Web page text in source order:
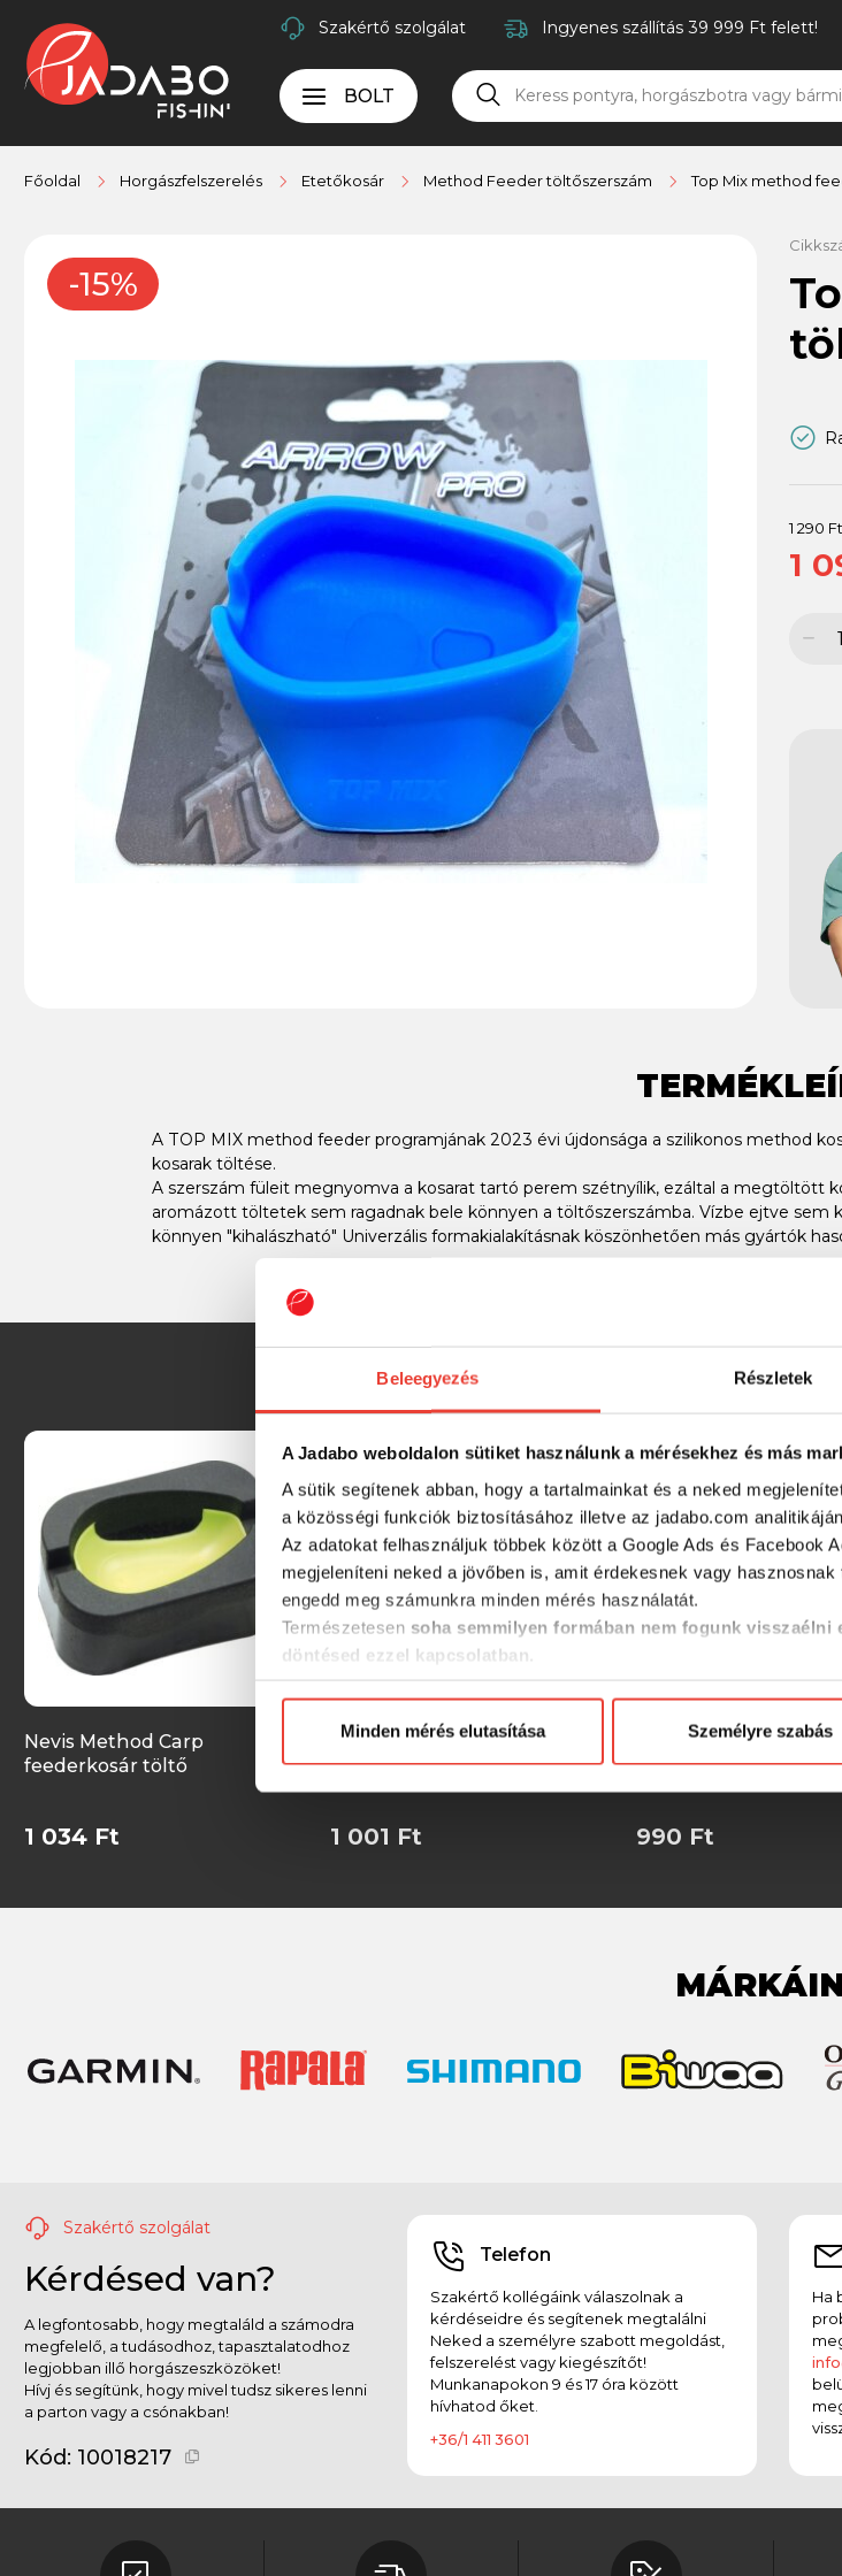
Beleegyezés Részletek
A Jadabo weboldalon sütiket használunk a mérésekhez és más
A sütik segítenek abban, hogy a tartalmainkat és a neked
a közösségi funkciók biztosításához illetve az jadabo.com
Az adatokat felhasználjuk többek között a Google Ads és Facebook
megjeleníteni neked a jövőben is, amit érdekesnek vagy
engedd meg számunkra minden mérés használatát.
Természetesen soha semmilyen formában nem fogunk
döntésed ezzel kapcsolatban.
Előre is köszönjük!
Minden mérés elutasítása Személyre szabás
Szakértő szolgálat Ingyenes szállítás 39 999 Ft felett!
BOLT
Főoldal Horgászfelszerelés Etetőkosár Method Feeder töltőszerszám Top Mix method
-15%
1 290
1
A TOP MIX method feeder programjának 2023 évi újdonsága a szilikonos method
kosarak töltése.
A szerszám füleit megnyomva a kosarat tartó perem szétnyílik, ezáltal a megtöltött
aromázott töltetek sem ragadnak bele könnyen a töltőszerszámba. Vízbe ejtve
könnyen "kihalászható" Univerzális formakialakításnak köszönhetően más gyártók
SZINTÉN
Nevis Method Carp
feederkosár töltő
1 034 Ft
Nevis Method Flat Feeder
kosár töltő XL
1 001 Ft
Forma Method Flat
Expert
990 Ft
Szakértő szolgálat
Kérdésed van?
A legfontosabb, hogy megtaláld a számodra
megfelelő, a tudásodhoz, tapasztalatodhoz
legjobban illő horgászeszközöket!
Hívj és segítünk, hogy mivel tudsz sikeres lenni
a parton vagy a csónakban!
Kód: 10018217
Telefon
Szakértő kollégáink válaszolnak a
kérdéseidre és segítenek megtalálni
Neked a személyre szabott megoldást,
felszerelést vagy kiegészítőt!
Munkanapokon 9 és 17 óra között
hívhatod őket.
+36/1 411 3601
Ha